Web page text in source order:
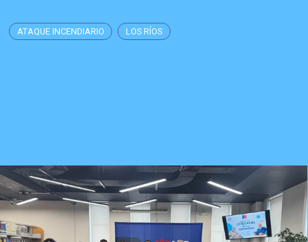
ATAQUE INCENDIARIO LOS RÍOS